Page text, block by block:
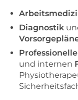
Diagnostik
und internen